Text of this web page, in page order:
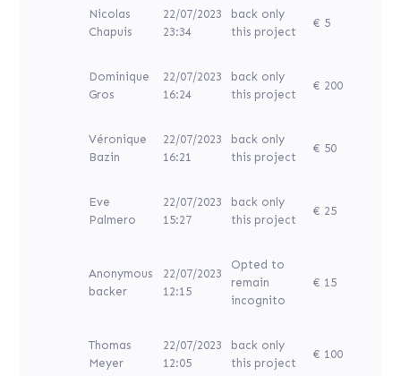
Nicolas
Chapuis
22/07/2023
23:34
back only
this project
€ 5
Dominique
Gros
22/07/2023
16:24
back only
this project
€ 200
Véronique
Bazin
22/07/2023
16:21
back only
this project
€ 50
Eve
Palmero
22/07/2023
15:27
back only
this project
€ 25
Anonymous
backer
22/07/2023
12:15
Opted to
remain
incognito
€ 15
Thomas
Meyer
22/07/2023
12:05
back only
this project
€ 100